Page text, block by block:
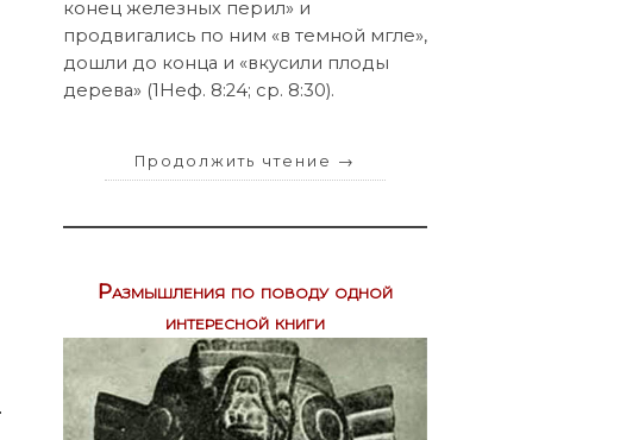
конец железных перил» и
продвигались по ним «в темной мгле»,
дошли до конца и «вкусили плоды
дерева» (1Неф. 8:24; cр. 8:30).
Продолжить чтение →
Размышления по поводу одной
интересной книги